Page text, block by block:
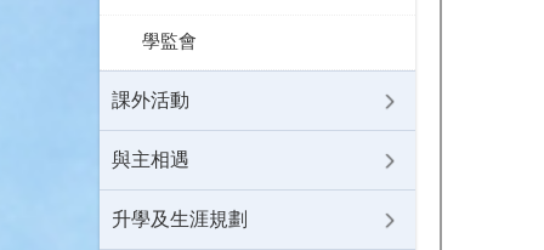
學監會
課外活動
與主相遇
升學及生涯規劃